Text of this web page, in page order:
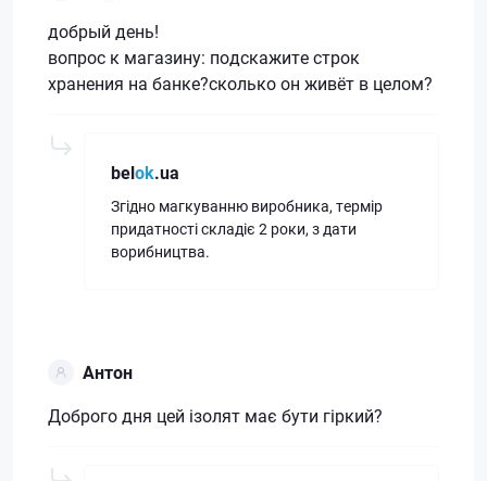
добрый день!
вопрос к магазину: подскажите строк
хранения на банке?сколько он живёт в целом?
belok.ua
Згідно магкуванню виробника, термір
придатності складіє 2 роки, з дати
ворибництва.
Антон
Доброго дня цей ізолят має бути гіркий?